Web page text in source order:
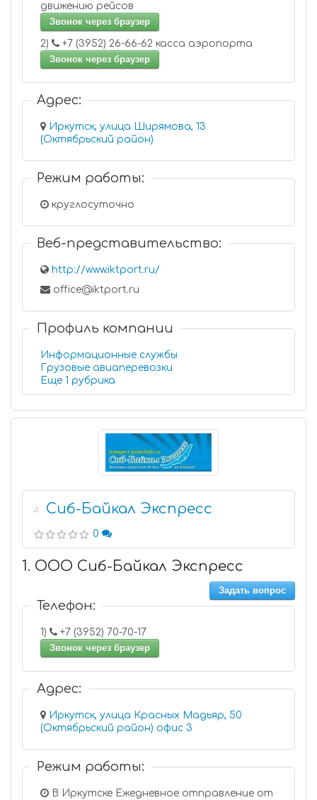
движению рейсов
Звонок через браузер
2)
+7 (3952) 26-66-62 касса аэропорта
Звонок через браузер
Адрес:
Иркутск, улица Ширямова, 13
(Октябрьский район)
Режим работы:
круглосуточно
Веб-представительство:
http://www.iktport.ru/
office@iktport.ru
Профиль компании
Информационные службы
Грузовые авиаперевозки
Еще 1 рубрика
4 Сиб-Байкал Экспресс
0
1. ООО Сиб-Байкал Экспресс
Задать вопрос
Телефон:
1)
+7 (3952) 70-70-17
Звонок через браузер
Адрес:
Иркутск, улица Красных Мадьяр, 50
(Октябрьский район) офис 3
Режим работы:
В Иркутске Ежедневное отправление от